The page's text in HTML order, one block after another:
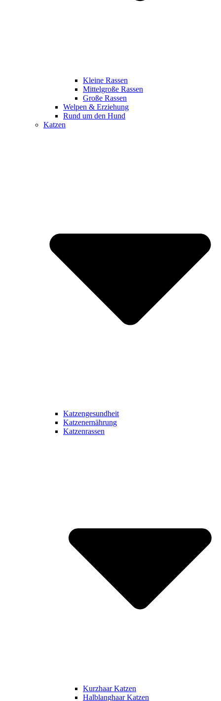
Kleine Rassen
Mittelgroße Rassen
Große Rassen
Welpen & Erziehung
Rund um den Hund
Katzen
Katzengesundheit
Katzenernährung
Katzenrassen
Kurzhaar Katzen
Halblanghaar Katzen